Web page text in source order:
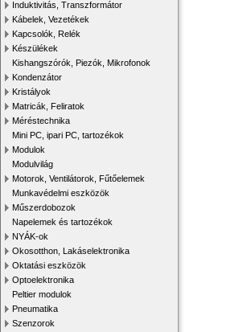
Induktivitás, Transzformátor
Kábelek, Vezetékek
Kapcsolók, Relék
Készülékek
Kishangszórók, Piezók, Mikrofonok
Kondenzátor
Kristályok
Matricák, Feliratok
Méréstechnika
Mini PC, ipari PC, tartozékok
Modulok
Modulvilág
Motorok, Ventilátorok, Fűtőelemek
Munkavédelmi eszközök
Műszerdobozok
Napelemek és tartozékok
NYÁK-ok
Okosotthon, Lakáselektronika
Oktatási eszközök
Optoelektronika
Peltier modulok
Pneumatika
Szenzorok